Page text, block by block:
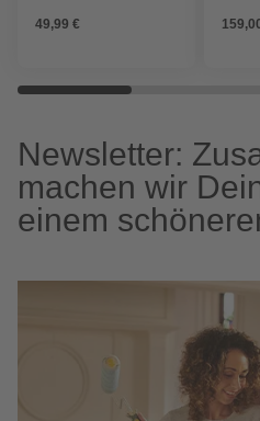
49,99 €
Newsletter:
machen wir
einem